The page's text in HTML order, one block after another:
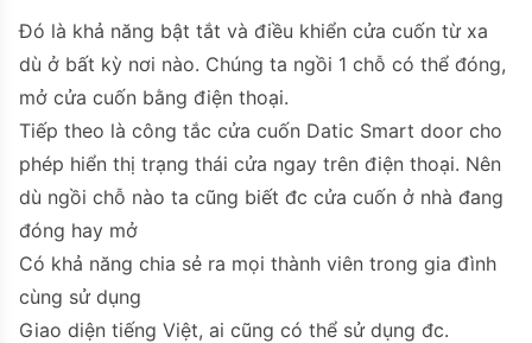
Đó là khả năng bật tắt và điều khiển cửa cuốn từ xa
dù ở bất kỳ nơi nào. Chúng ta ngồi 1 chỗ có thể đóng,
mở cửa cuốn bằng điện thoại.
Tiếp theo là công tắc cửa cuốn Datic Smart door cho
phép hiển thị trạng thái cửa ngay trên điện thoại. Nên
dù ngồi chỗ nào ta cũng biết đc cửa cuốn ở nhà đang
đóng hay mở
Có khả năng chia sẻ ra mọi thành viên trong gia đình
cùng sử dụng
Giao diện tiếng Việt, ai cũng có thể sử dụng đc.